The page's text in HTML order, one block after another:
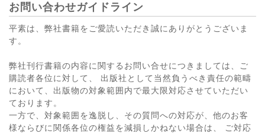
お問い合わせガイドライン
平素は、弊社書籍をご愛読いただき誠にありがとうございま
す。
弊社刊行書籍の内容に関するお問い合せにつきましては、ご
購読者各位に対して、 出版社として当然負うべき責任の範疇
において、出版物の対象範囲内で最大限対応させていただい
ております。
一方で、対象範囲を逸脱し、その質問への対応が、他のお客
様ならびに関係各位の権益を減損しかねない場合は、 ご対応